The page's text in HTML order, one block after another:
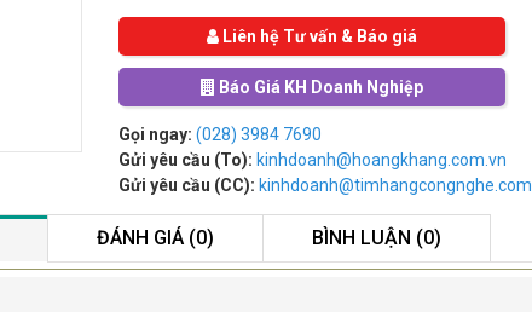
Liên hệ Tư vấn & Báo giá
Báo Giá KH Doanh Nghiệp
Gọi ngay: (028) 3984 7690
Gửi yêu cầu (To): kinhdoanh@hoangkhang.com.vn
Gửi yêu cầu (CC): kinhdoanh@timhangcongnghe.com
ĐÁNH GIÁ (0) BÌNH LUẬN (0)